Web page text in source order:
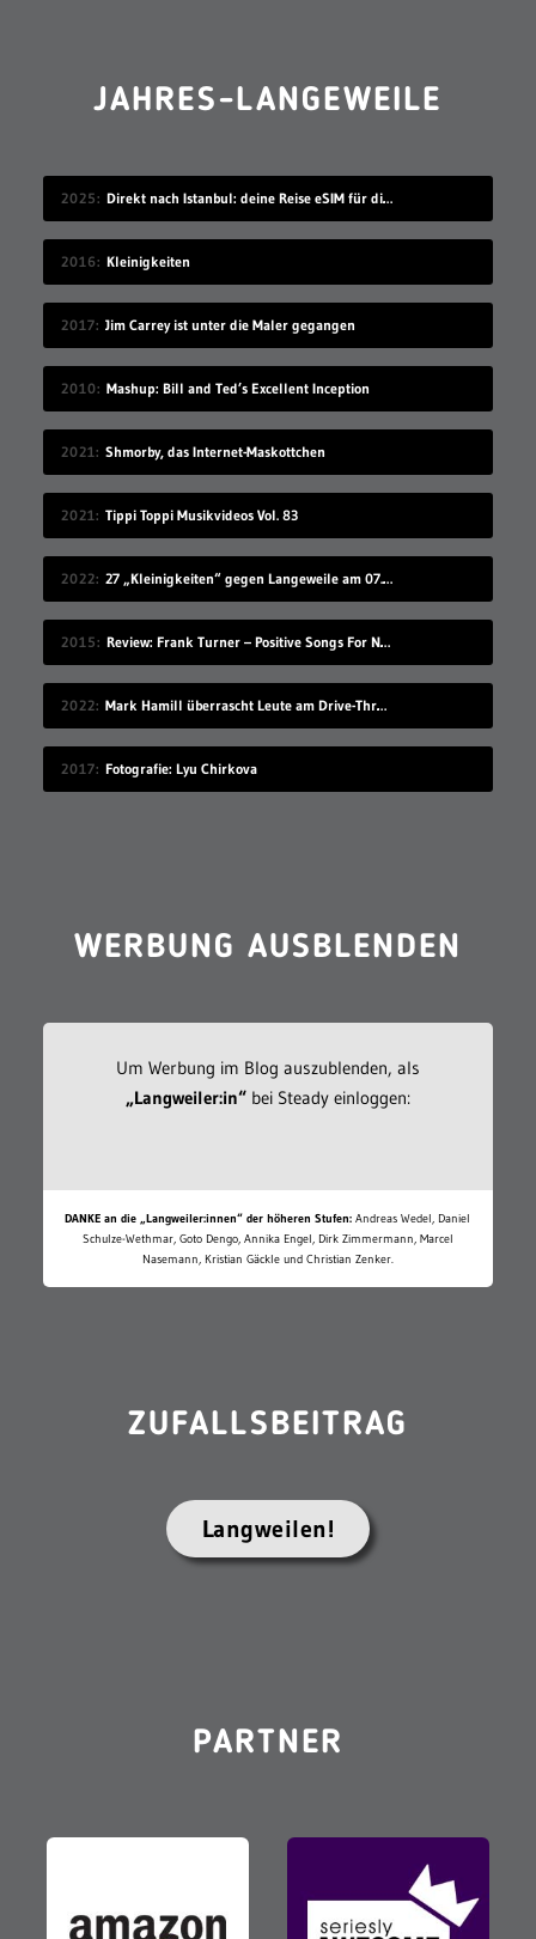
JAHRES-LANGEWEILE
2025 Direkt nach Istanbul: deine Reise eSIM für die Türkei
2016 Kleinigkeiten
2017 Jim Carrey ist unter die Maler gegangen
2010 Mashup: Bill and Ted’s Excellent Inception
2021 Shmorby, das Internet-Maskottchen
2021 Tippi Toppi Musikvideos Vol. 83
2022 27 „Kleinigkeiten“ gegen Langeweile am 07.08.2022
2015 Review: Frank Turner – Positive Songs For Negative People
2022 Mark Hamill überrascht Leute am Drive-Thru-Schalter
2017 Fotografie: Lyu Chirkova
WERBUNG AUSBLENDEN
Um Werbung im Blog auszublenden, als
„Langweiler:in“bei Steady einloggen:
DANKE an die „Langweiler:innen“ der höheren Stufen: Andreas Wedel, Daniel
Schulze-Wethmar, Goto Dengo, Annika Engel, Dirk Zimmermann, Marcel
Nasemann, Kristian Gäckle und Christian Zenker.
ZUFALLSBEITRAG
Langweilen!
PARTNER